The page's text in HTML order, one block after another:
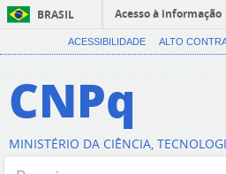
BRASIL
Acesso à informação
ACESSIBILIDADE ALTO
CNPq
MINISTÉRIO DA CIÊNCIA,